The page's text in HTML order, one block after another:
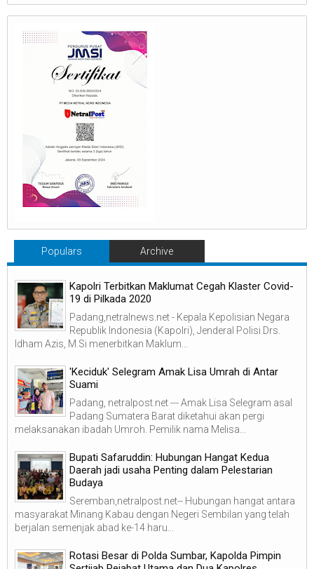
Populars Archive
Kapolri Terbitkan Maklumat Cegah Klaster Covid-
19 di Pilkada 2020
Padang,netralnews.net - Kepala Kepolisian Negara
Republik Indonesia (Kapolri), Jenderal Polisi Drs.
Idham Azis, M.Si menerbitkan Maklum...
'Keciduk' Selegram Amak Lisa Umrah di Antar
Suami
Padang, netralpost.net --- Amak Lisa Selegram asal
Padang Sumatera Barat diketahui akan pergi
melaksanakan ibadah Umroh. Pemilik nama Melisa...
Bupati Safaruddin: Hubungan Hangat Kedua
Daerah jadi usaha Penting dalam Pelestarian
Budaya
Seremban,netralpost.net-- Hubungan hangat antara
masyarakat Minang Kabau dengan Negeri Sembilan yang telah
berjalan semenjak abad ke-14 haru...
Rotasi Besar di Polda Sumbar, Kapolda Pimpin